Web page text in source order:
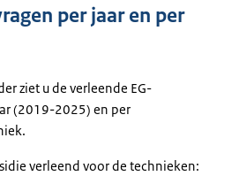
per jaar en per
ziet u de verleende EG-
(2019-2025) en per
verleend voor de technieken: